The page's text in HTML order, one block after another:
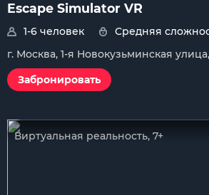
Escape Simulator VR
1-6 человек
Средняя
г. Москва, 1-я Новокузьминская улица,
Забронировать
Виртуальная реальность, 7+